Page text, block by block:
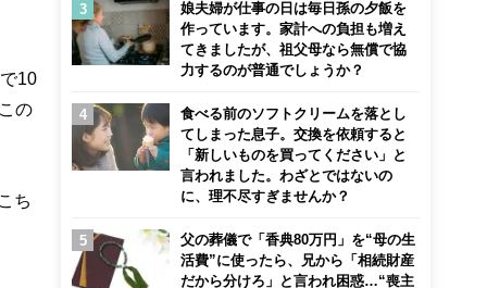
10
の
ち
娘夫婦が仕事の日は毎日孫の夕飯を
作っています。家計への負担も増え
てきましたが、祖父母なら無償で協
力するのが普通でしょうか？
食べる前のソフトクリームを落とし
てしまった息子。交換を依頼すると
「新しいものを買ってください」と
言われました。わざとではないの
に、理不尽すぎませんか？
父の葬儀で「香典80万円」を“母の生
活費”に使ったら、兄から「相続財産
だから分けろ」と言われ困惑…“喪主